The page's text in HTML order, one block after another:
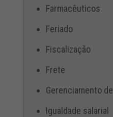
Farmacêuticos
Feriado
Fiscalização
Frete
Gerenciamento
Igualdade salarial